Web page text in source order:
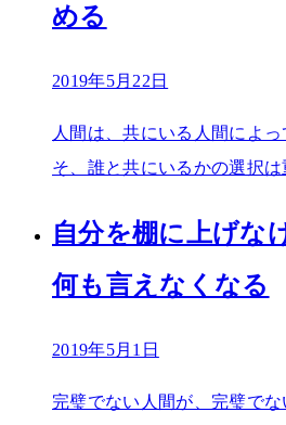
める
2019年5月22日
人間は、共にいる人間によ
そ、誰と共にいるかの選択は
自分を棚に上げな
何も言えなくなる
2019年5月1日
完璧でない人間が、完璧で